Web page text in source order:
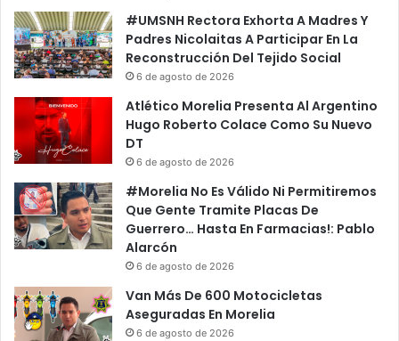
#UMSNH Rectora Exhorta A Madres Y
Padres Nicolaitas A Participar En La
Reconstrucción Del Tejido Social
6 de agosto de 2026
Atlético Morelia Presenta Al Argentino
Hugo Roberto Colace Como Su Nuevo
DT
6 de agosto de 2026
#Morelia No Es Válido Ni Permitiremos
Que Gente Tramite Placas De
Guerrero… Hasta En Farmacias!: Pablo
Alarcón
6 de agosto de 2026
Van Más De 600 Motocicletas
Aseguradas En Morelia
6 de agosto de 2026